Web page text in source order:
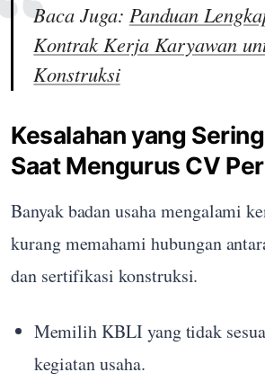
Baca Juga: Panduan
Kontrak Kerja Karyawan
Konstruksi
Kesalahan yang
Saat Mengurus CV
Banyak badan usaha mengalami
kurang memahami hubungan
dan sertifikasi konstruksi.
Memilih KBLI yang tidak
kegiatan usaha.